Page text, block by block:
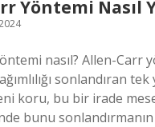
Yöntemi Nasıl
nasıl? Allen-Carr
sonlandıran
koru, bu bir irade
bunu